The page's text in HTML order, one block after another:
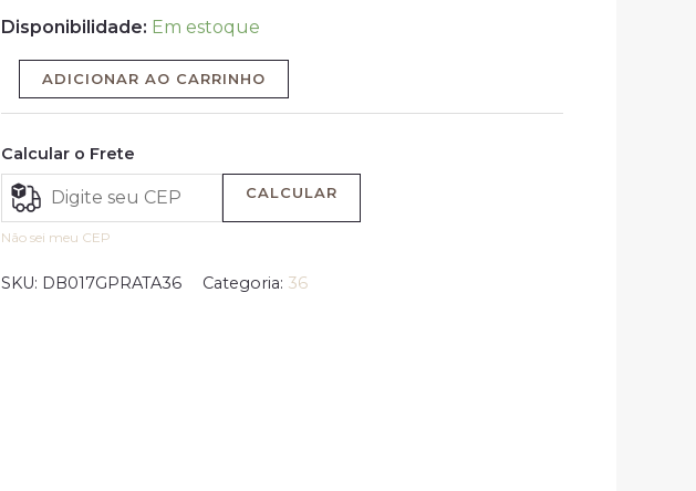
Disponibilidade: Em estoque
ADICIONAR AO CARRINHO
Calcular o Frete
CALCULAR
Não sei meu CEP
SKU: DB017GPRATA36 Categoria: 36